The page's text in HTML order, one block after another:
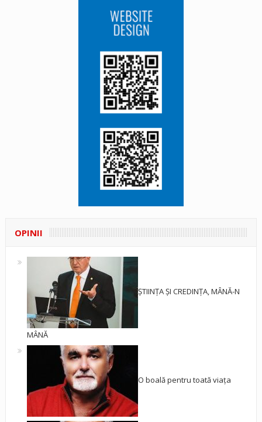
OPINII
ȘTIINȚA ȘI CREDINȚA, MÂNĂ-N
MÂNĂ
O boală pentru toată viața